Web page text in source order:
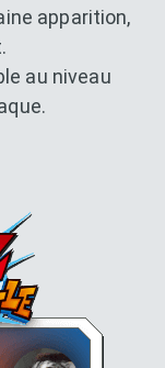
apparition,
au niveau
x Dragon